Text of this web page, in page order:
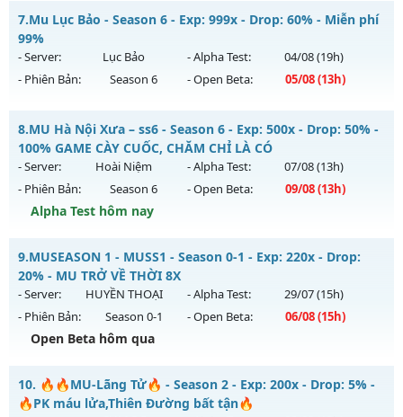
Thể loại: Mu Nguyên bản Webzen
Antihack: VIP SHIELD
MU HỎA LONG 6.9 - 🌍 Website: https://muhoalong.pro
Mu mới ra tháng 08 2026 - Mở máy chủ
https://facebook.com/muhoalongvào 08h ngày
03/08/2626
Kiểu reset: Non Reset
Thể loại: Mu Nguyên bản Webzen
Antihack: XShield
7.Mu Lục Bảo - Season 6 - Exp: 999x - Drop: 60% - Miễn phí
99%
- Server: Lục Bảo - Alpha Test: 04/08(19h)
- Phiên Bản:
Season 6 - Open Beta: 05/08(13h)
Mu Lục Bảo - Miễn phí 99%
Mu mới ra tháng 08 2026 - Mở máy chủLục Bảo
ngày 05/08/2626
Exp: 999x - Drop: 60%
Kiểu reset: Non Reset
Antihack: SharkAnti
8.MU Hà Nội Xưa – ss6 - Season 6 - Exp: 500x - Drop: 50% -
100% GAME CÀY CUỐC, CHĂM CHỈ LÀ CÓ
- Server: Hoài Niệm - Alpha Test: 07/08(13h)
- Phiên Bản:
Season 6 - Open Beta: 09/08(13h)
Alpha Test hôm nay
CÓ
Mu mới ra tháng 08 2026 - Mở máy chủ
Hoài Niệmvào 13h
ngày 09/08/2626
Exp: 500x - Drop: 50%
Thể loại: Mu Nguyên bản Webzen
9.MUSEASON 1 - MUSS1 - Season 0-1 - Exp: 220x - Drop:
20% - MU TRỞ VỀ THỜI 8X
- Server: HUYỀN THOẠI - Alpha Test: 29/07(15h)
- Phiên Bản:
Season 0-1 - Open Beta: 06/08(15h)
Open Beta hôm qua
MUSEASON 1 - MUSS1 - MU TRỞ VỀ THỜI 8X
Mu mới ra tháng 08 2026 - Mở máy chủ
10. 🔥🔥MU-Lãng Tử🔥 - Season 2 - Exp: 200x - Drop: 5% -
🔥PK máu lửa,Thiên Đường bất tận🔥